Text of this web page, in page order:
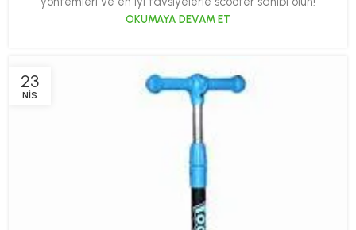
OKUMAYA DEVAM ET
23
NIS